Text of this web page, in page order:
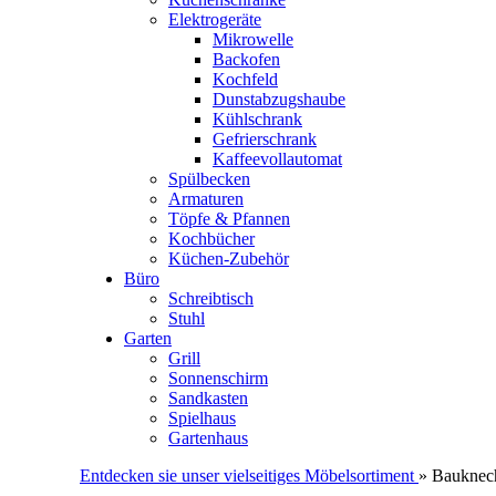
Elektrogeräte
Mikrowelle
Backofen
Kochfeld
Dunstabzugshaube
Kühlschrank
Gefrierschrank
Kaffeevollautomat
Spülbecken
Armaturen
Töpfe & Pfannen
Kochbücher
Küchen-Zubehör
Büro
Schreibtisch
Stuhl
Garten
Grill
Sonnenschirm
Sandkasten
Spielhaus
Gartenhaus
Entdecken sie unser vielseitiges Möbelsortiment »